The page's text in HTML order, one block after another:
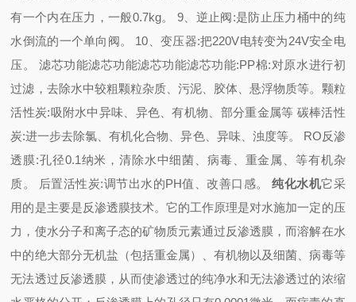
有一个内在压力，一般0.7kg。 9、逆止阀:是防止压力桶中的纯
水倒流的一个单向阀。 10、变压器:把220V电转变为24V安全电
压。滤芯功能滤芯功能滤芯功能滤芯功能:PP棉:对原水进行初
过滤，去除水中较粗颗粒杂质、污泥、胶体、悬浮物质等。 颗粒
活性炭:吸附水中异味、异色、有机物、部分重金属等 碳棒活性
炭:进一步去除氯、有机化合物、异色、异味、浊度等。 RO反渗
透膜:孔径0.1纳米，清除水中细菌、病毒、重金属、等有机杂
质。 后置活性炭:调节出水的PH值、改善口感。纯化水机它采
用的是主要是反渗透膜技术。它的工作原理是对水施加一定的压
力，使水分子和离子态的矿物质元素通过反渗透膜，而溶解在水
中的绝大部分无机盐（包括重金属）、有机物以及细菌、病毒等
无法透过反渗透膜，从而使渗透过的纯净水和无法渗透过的浓缩